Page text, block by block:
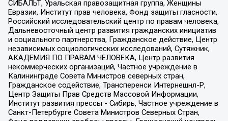
СИБАЛЬТ, Уральская правозащитная группа, Женщины
Евразии, Институт прав человека, Фонд защиты гласности,
Российский исследовательский центр по правам человека,
Дальневосточный центр развития гражданских инициатив
и социального партнерства, Гражданское действие, Центр
независимых социологических исследований, Сутяжник,
АКАДЕМИЯ ПО ПРАВАМ ЧЕЛОВЕКА, Центр развития
некоммерческих организаций, Частное учреждение в
Калининграде Совета Министров северных стран,
Гражданское содействие, Трансперенси Интернешнл-Р,
Центр Защиты Прав Средств Массовой Информации,
Институт развития прессы - Сибирь, Частное учреждение в
Санкт-Петербурге Совета Министров Северных Стран,